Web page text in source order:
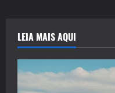
LEIA MAIS AQUI